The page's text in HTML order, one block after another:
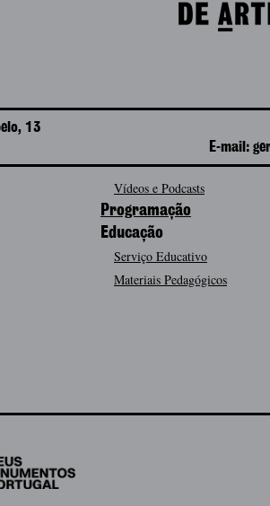
13
E-mail:
Vídeos e Podcasts
Programação
Educação
Serviço Educativo
Materiais Pedagógicos